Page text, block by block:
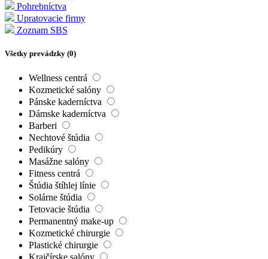
Pohrebníctva
Upratovacie firmy
Zoznam SBS
Všetky prevádzky (0)
Wellness centrá
Kozmetické salóny
Pánske kaderníctva
Dámske kaderníctva
Barberi
Nechtové štúdia
Pedikúry
Masážne salóny
Fitness centrá
Štúdia štíhlej línie
Solárne štúdia
Tetovacie štúdia
Permanentný make-up
Kozmetické chirurgie
Plastické chirurgie